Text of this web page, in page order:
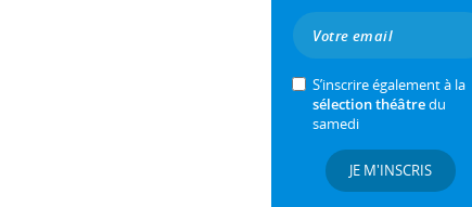
S’inscrire également à la
sélection théâtredu
samedi
JE M'INSCRIS